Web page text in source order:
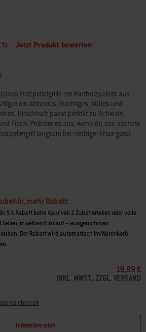
Jetzt Produkt bewerten
Holzpelletgrills mit Hartholzpellets aus
ein dezentes, fruchtiges, süßes und
Kirschholz passt perfekt zu Schwein,
Fisch. Probiere es aus, wenn du das nächste
langsam bei niedriger Hitze garst.
ohne Füllstoffe
mehr Rabatt
5 % Rabatt beim Kauf von 2 Zubehörteilen oder volle
Teilen im selben Einkauf – ausgenommen
Der Rabatt wird automatisch im Warenkorb
19,99 €
INKL. MWST., ZZGL. VERSAND
Informiere mich